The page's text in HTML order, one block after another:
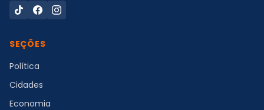
SEÇÕES
Política
Cidades
Economia